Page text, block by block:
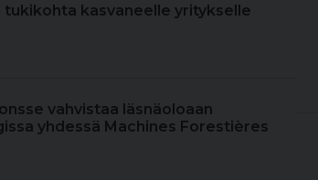
tukikohta kasvaneelle yritykselle
vahvistaa läsnäoloaan
yhdessä Machines Forestières